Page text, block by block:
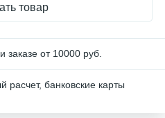
товар
заказе от 10000 руб.
банковские карты